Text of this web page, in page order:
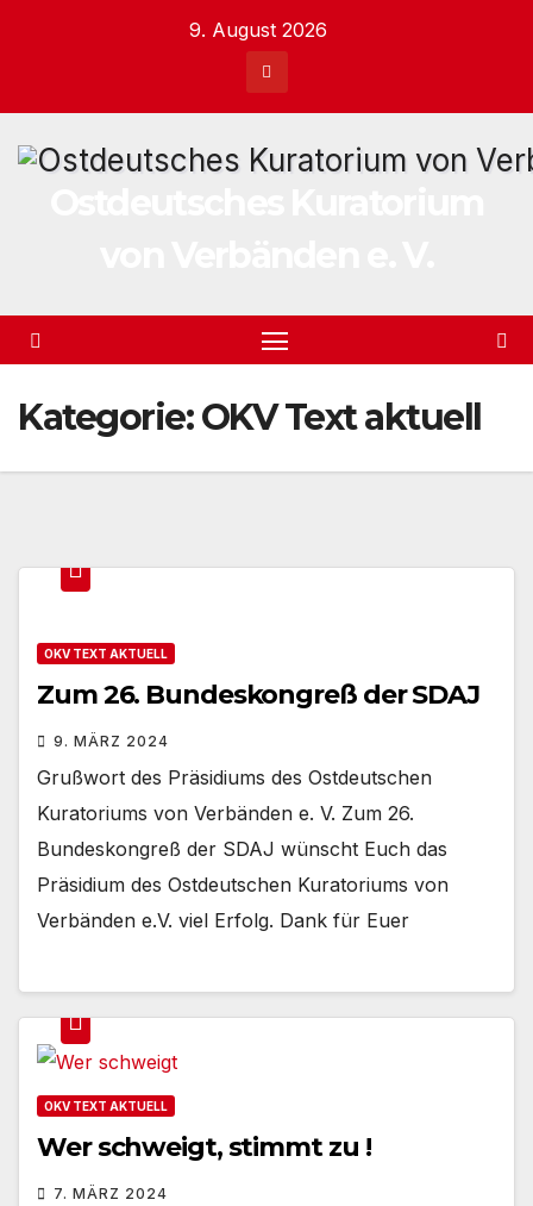
9. August 2026
Kategorie:OKV Text aktuell
OKV TEXT AKTUELL
Zum 26. Bundeskongreß der SDAJ
9. MÄRZ 2024
Grußwort des Präsidiums des Ostdeutschen
Kuratoriums von Verbänden e. V. Zum 26.
Bundeskongreß der SDAJ wünscht Euch das
Präsidium des Ostdeutschen Kuratoriums von
Verbänden e.V. viel Erfolg. Dank für Euer
OKV TEXT AKTUELL
Wer schweigt, stimmt zu !
7. MÄRZ 2024